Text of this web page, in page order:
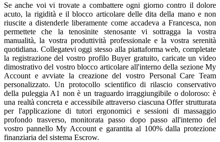
Se anche voi vi trovate a combattere ogni giorno contro il dolore
acuto, la rigidità e il blocco articolare delle dita della mano e non
riuscite a distenderle liberamente come accadeva a Francesca, non
permettete che la tenosinite stenosante vi sottragga la vostra
manualità, la vostra produttività professionale e la vostra serenità
quotidiana. Collegatevi oggi stesso alla piattaforma web, completate
la registrazione del vostro profilo Buyer gratuito, caricate un video
dimostrativo del vostro blocco articolare all'interno della sezione My
Account e avviate la creazione del vostro Personal Care Team
personalizzato. Un protocollo scientifico di rilascio conservativo
della puleggia A1 non è un traguardo irraggiungibile o doloroso: è
una realtà concreta e accessibile attraverso ciascuna Offer strutturata
per l'applicazione di tutori ergonomici e sessioni di massaggio
profondo trasverso, monitorata passo dopo passo all'interno del
vostro pannello My Account e garantita al 100% dalla protezione
finanziaria del sistema Escrow.